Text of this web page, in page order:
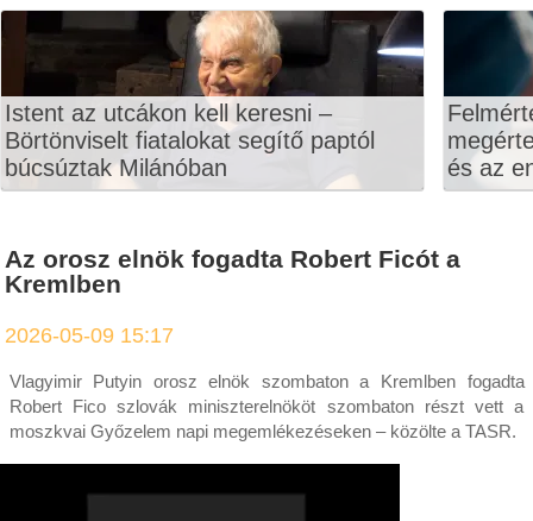
Istent az utcákon kell keresni –
Börtönviselt fiatalokat segítő paptól
búcsúztak Milánóban
és az
Az orosz elnök fogadta Robert Ficót a
Kremlben
2026-05-09 15:17
Vlagyimir Putyin orosz elnök szombaton a Kremlben fogadta
Robert Fico szlovák miniszterelnököt szombaton részt vett a
moszkvai Győzelem napi megemlékezéseken – közölte a TASR.